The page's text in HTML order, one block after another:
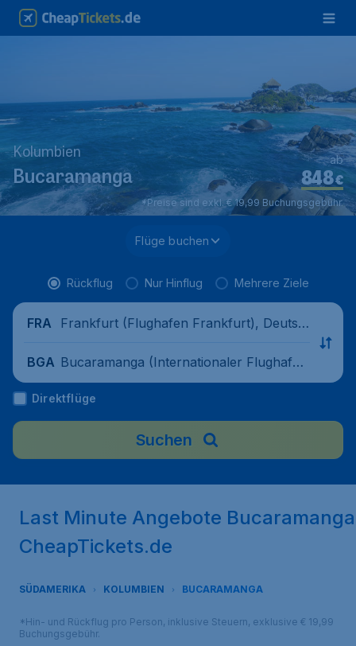
Kolumbien
Bucaramanga €
848
ab
*Preise sind exkl. € 19,99 Buchungsgebühr.
Flüge buchen
Rückflug Nur Hinflug Mehrere Ziele
FRA
Frankfurt (Flughafen Frankfurt), Deutsc
BGA Bucaramanga (Internationaler Flughafen
Palonegro), Kolumbien
Direktflüge
Suchen
Last Minute Angebote
CheapTickets.de
SÜDAMERIKA KOLUMBIEN BUCARAMANGA
*Hin- und Rückflug pro Person, inklusive Steuern, exklusive € 19,99
Buchungsgebühr.